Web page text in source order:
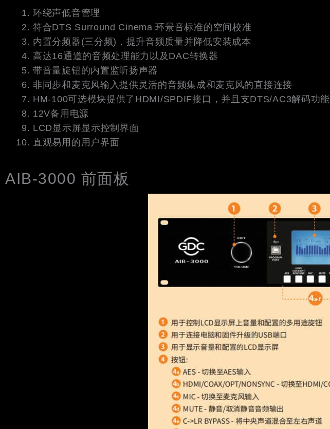
环绕声低音管理
符合DTS Surround Cinema 环景音标准的空间校准
内置分频器(三分频)，提升音频质量并降低安装成本
高达16通道的音频处理能力以及DAC转换器
带音量旋钮的内置监听扬声器
非同步和麦克风输入提供灵活的音频集成和麦克风的直接连接
HM-100可选模块提供了HDMI/SPDIF接口，并且支DTS/AC3解码功能
12V备用电源
LCD显示屏显示控制界面
直观易用的用户界面
AIB-3000 前面板